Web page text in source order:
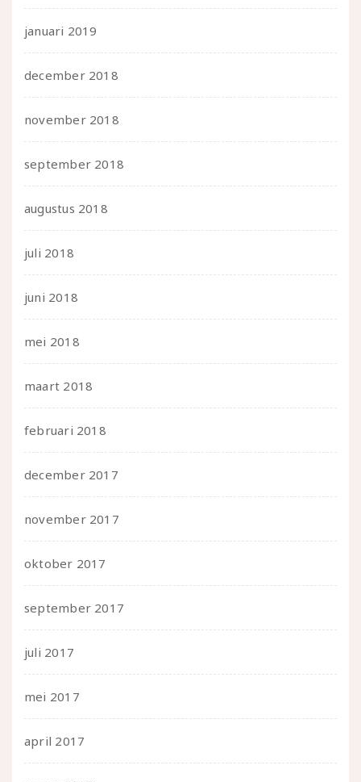
januari 2019
december 2018
november 2018
september 2018
augustus 2018
juli 2018
juni 2018
mei 2018
maart 2018
februari 2018
december 2017
november 2017
oktober 2017
september 2017
juli 2017
mei 2017
april 2017